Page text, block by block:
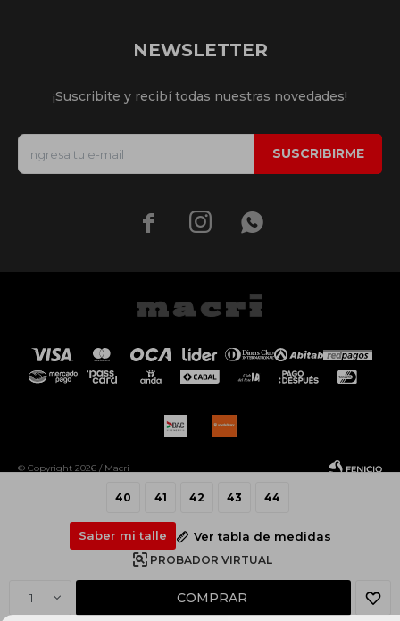
40 41 42 43 44
Saber mi talle Ver tabla de medidas
PROBADOR VIRTUAL
1 COMPRAR
NEWSLETTER
¡Suscribite y recibí todas nuestras novedades!
SUSCRIBIRME
  
© Copyright 2026 / Macri